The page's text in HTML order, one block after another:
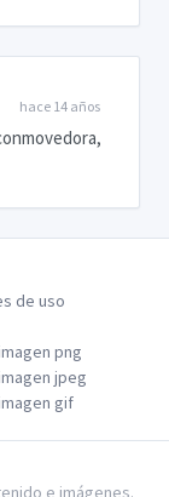
hace 14 años
de uso
png
jpeg
gif
e imágenes.